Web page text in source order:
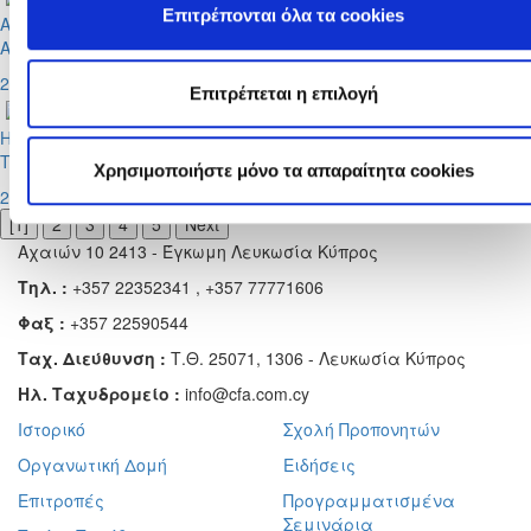
Επιτρέπονται όλα τα cookies
Επιτρέπεται η επιλογή
Χρησιμοποιήστε μόνο τα απαραίτητα cookies
Απονομές για τη διαιτητική ομάδα του τελικού
Από τη χορηγό εταιρεία.
2025-05-24
Η ιστορία με τους 82 τελικούς σε αριθμούς
Τρίτο τρόπαιο για την ΑΕΚ.
2025-05-24
[1]
2 3 4 5
Next
Αχαιών 10 2413 - Έγκωμη Λευκωσία Κύπρος
Τηλ. : +357 22352341 , +357 77771606
Φαξ : +357 22590544
Ταχ. Διεύθυνση : Τ.Θ. 25071, 1306 - Λευκωσία Κύπρος
Ηλ. Ταχυδρομείο : info@cfa.com.cy
Ιστορικό
Οργανωτική Δομή
Επιτροπές
Σχολή Προπονητών
Ειδήσεις
Προγραμματισμένα
Σεμινάρια